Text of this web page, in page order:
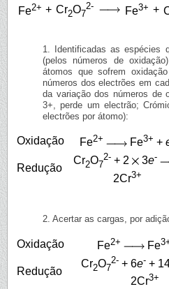
Fe2+ + Cr2O7
2- Fe3+ +
1. Identificadas as espécies
(pelos números de
átomos que sofrem
números dos electrões em
da variação dos números de
3+, perde um electrão;
electrões por átomo):
Oxidação Fe2+ Fe3+ +
Redução
Cr2O7
2- + 2 3e-
2Cr3+
2. Acertar as cargas, por
Oxidação Fe2+ Fe
Redução
Cr2O7
2- + 6e- +
2Cr3+